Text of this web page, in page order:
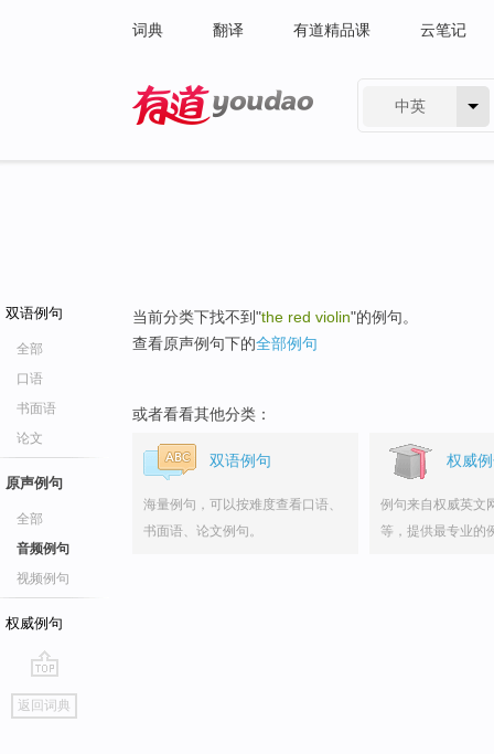
词典 翻译 有道精品课 云笔记
中英
双语例句
全部
口语
书面语
论文
原声例句
全部
音频例句
视频例句
权威例句
go
top
返回词典
当前分类下找不到"the red violin"的例句。
查看原声例句下的全部例句
或者看看其他分类：
双语例句
海量例句，可以按难度查看口语、
书面语、论文例句。
权威
例句来自权威英文
等，提供最专业的